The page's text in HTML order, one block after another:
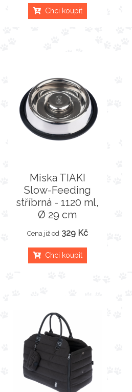
Chci koupit
Miska TIAKI
Slow-Feeding
stříbrná - 1120 ml,
Ø 29 cm
Cena již od 329 Kč
Chci koupit